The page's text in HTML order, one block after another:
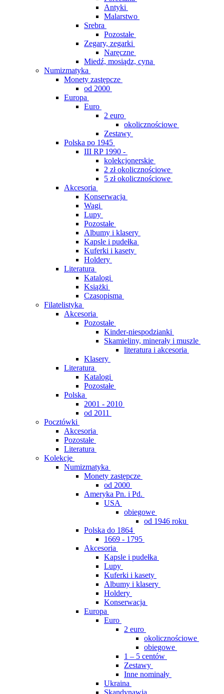
Antyki
Malarstwo
Srebra
Pozostałe
Zegary, zegarki
Naręczne
Miedź, mosiądz, cyna
Numizmatyka
Monety zastępcze
od 2000
Europa
Euro
2 euro
okolicznościowe
Zestawy
Polska po 1945
III RP 1990 -
kolekcjonerskie
2 zł okolicznościowe
5 zł okolicznościowe
Akcesoria
Konserwacja
Wagi
Lupy
Pozostałe
Albumy i klasery
Kapsle i pudełka
Kuferki i kasety
Holdery
Literatura
Katalogi
Książki
Czasopisma
Filatelistyka
Akcesoria
Pozostałe
Kinder-niespodzianki
Skamieliny, minerały i muszle
literatura i akcesoria
Klasery
Literatura
Katalogi
Pozostałe
Polska
2001 - 2010
od 2011
Pocztówki
Akcesoria
Pozostałe
Literatura
Kolekcje
Numizmatyka
Monety zastępcze
od 2000
Ameryka Pn. i Pd.
USA
obiegowe
od 1946 roku
Polska do 1864
1669 - 1795
Akcesoria
Kapsle i pudełka
Lupy
Kuferki i kasety
Albumy i klasery
Holdery
Konserwacja
Europa
Euro
2 euro
okolicznościowe
obiegowe
1 – 5 centów
Zestawy
Inne nominały
Ukraina
Skandynawia